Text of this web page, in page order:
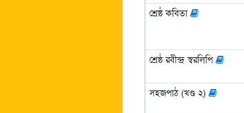
শ্রেষ্ঠ কবিতা
শ্রেষ্ঠ রবীন্দ্র স্বরলিপি
সহজপাঠ (খণ্ড ২)